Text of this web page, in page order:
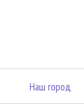
Наш город